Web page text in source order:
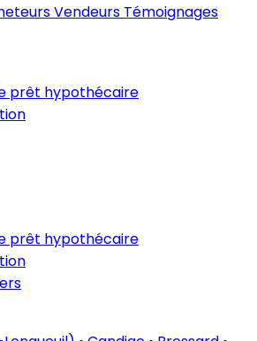
Vendeurs Témoignages
prêt hypothécaire
prêt hypothécaire